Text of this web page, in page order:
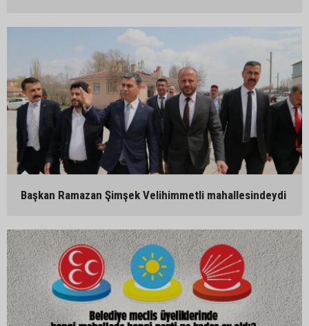
Başkan Ramazan Şimşek Velihimmetli mahallesindeydi